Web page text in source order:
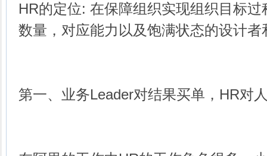
HR的定位: 在保障组织实现组织目标
数量，对应能力以及饱满状态的设计者
第一、业务Leader对结果买单，HR对